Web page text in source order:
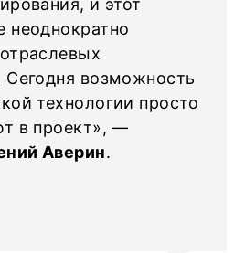
и этот
Сегодня возможность
технологии просто
в проект», —
Аверин.